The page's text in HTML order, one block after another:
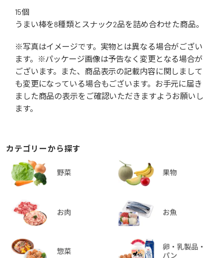
15個
うまい棒を8種類とスナック2品を詰め合わせた商品。
※写真はイメージです。実物とは異なる場合がござい
ます。※パッケージ画像は予告なく変更となる場合が
ございます。また、商品表示の記載内容に関しまして
も変更になっている場合もございます。お手元に届き
ました商品の表示をご確認いただきますようお願いし
ます。
カテゴリーから探す